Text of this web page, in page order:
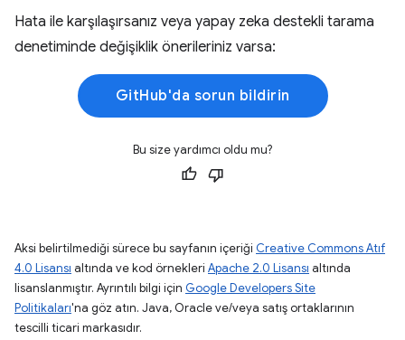
Hata ile karşılaşırsanız veya yapay zeka destekli tarama
denetiminde değişiklik önerileriniz varsa:
GitHub'da sorun bildirin
Bu size yardımcı oldu mu?
Aksi belirtilmediği sürece bu sayfanın içeriği Creative Commons Atıf
4.0 Lisansı altında ve kod örnekleri Apache 2.0 Lisansı altında
lisanslanmıştır. Ayrıntılı bilgi için Google Developers Site
Politikaları'na göz atın. Java, Oracle ve/veya satış ortaklarının
tescilli ticari markasıdır.